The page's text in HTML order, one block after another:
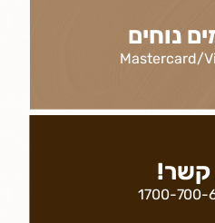
נוחים
Mastercard/
קשר!
1700-700-